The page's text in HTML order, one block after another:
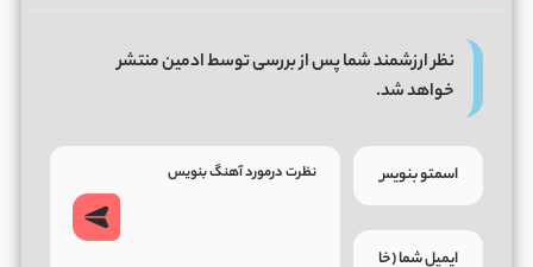
نظر ارزشمند شما پس از بررسی توسط ادمین منتشر
خواهد شد.